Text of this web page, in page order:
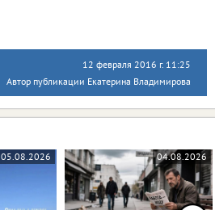
12 февраля 2016 г. 11:25
Автор публикации Екатерина Владимирова
05.08.2026 04.08.2026